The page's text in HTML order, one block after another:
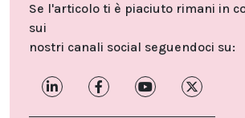
Se l'articolo ti è piaciuto rimani in
sui
nostri canali social seguendoci su: